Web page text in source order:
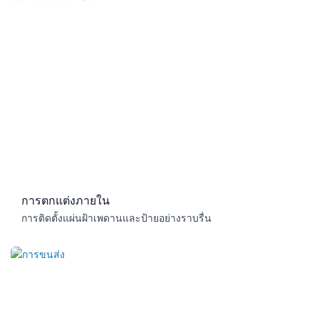
การตกแต่งภายใน
การติดตั้งแผ่นฝ้าเพดานและป้ายอย่างราบรื่น